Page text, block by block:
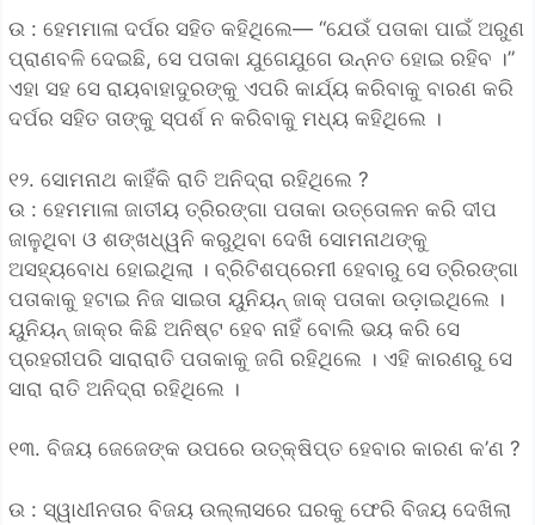
ଉ : ହେମମାଳା ଦର୍ପର ସହିତ କହିଥିଲେ— “ଯେଉଁ ପତାକା ପାଇଁ ଅରୁଣ
ପ୍ରାଣବଳି ଦେଇଛି, ସେ ପତାକା ଯୁଗେଯୁଗେ ଉନ୍ନତ ହୋଇ ରହିବ ।”
ଏହା ସହ ସେ ରାୟବାହାଦୁରଙ୍କୁ ଏପରି କାର୍ଯ୍ୟ କରିବାକୁ ବାରଣ କରି
ଦର୍ପର ସହିତ ତାଙ୍କୁ ସ୍ପର୍ଶ ନ କରିବାକୁ ମଧ୍ୟ କହିଥିଲେ ।
୧୨. ସୋମନାଥ କାହିଁକି ରାତି ଅନିଦ୍ରା ରହିଥିଲେ ?
ଉ : ହେମମାଳା ଜାତୀୟ ତ୍ରିରଙ୍ଗା ପତାକା ଉତ୍ତୋଳନ କରି ଦୀପ
ଜାଳୁଥିବା ଓ ଶଙ୍ଖଧ୍ୱନି କରୁଥିବା ଦେଖି ସୋମନାଥଙ୍କୁ
ଅସହ୍ୟବୋଧ ହୋଇଥିଲା । ବ୍ରିଟିଶପ୍ରେମୀ ହେବାରୁ ସେ ତ୍ରିରଙ୍ଗା
ପତାକାକୁ ହଟାଇ ନିଜ ସାଇତା ୟୁନିୟନ୍ ଜାକ୍ ପତାକା ଉଡ଼ାଇଥିଲେ ।
ୟୁନିୟନ୍ ଜାକ୍‌ର କିଛି ଅନିଷ୍ଟ ହେବ ନାହିଁ ବୋଲି ଭୟ କରି ସେ
ପ୍ରହରୀପରି ସାରାରାତି ପତାକାକୁ ଜଗି ରହିଥିଲେ । ଏହି କାରଣରୁ ସେ
ସାରା ରାତି ଅନିଦ୍ରା ରହିଥିଲେ ।
୧୩. ବିଜୟ ଜେଜେଙ୍କ ଉପରେ ଉତ୍‌କ୍ଷିପ୍ତ ହେବାର କାରଣ କ’ଣ ?
ଉ : ସ୍ୱାଧୀନତାର ବିଜୟ ଉଲ୍ଲାସରେ ଘରକୁ ଫେରି ବିଜୟ ଦେଖିଲା